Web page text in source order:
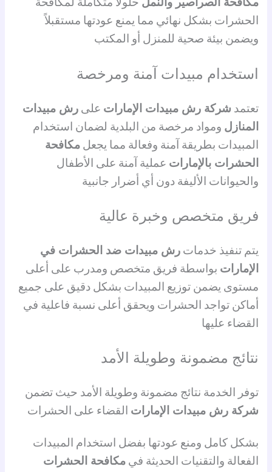
الحشرات بشكل نهائي مما يمنع عودتها مستقبلاً
ويضمن بيئة صحية للمنزل أو المكتب
استخدام مبيدات آمنة ومرخصة
تعتمد شركة رش مبيدات الإمارات علىرش مبيدات
المنازل ومواد مرخصة من البلدية لضمان استخدام
المبيدات بطريقة آمنة وفعالة مما يجعلمكافحة
الحشرات بالإمارات عملية آمنة على الأطفال
والحيوانات الأليفة دون أي أضرار جانبية
فريق متخصص وخبرة عالية
يتم تنفيذ خدماترش مبيدات ضد الحشرات في
الإمارات بواسطة فريق متخصص ومدرب على أعلى
مستوى يضمن توزيع المبيدات بشكل دقيق على جميع
أماكن تواجد الحشرات ويحقق أعلى نسبة فاعلية في
القضاء عليها
نتائج مضمونة وطويلة الأمد
توفر الخدمة نتائج مضمونة وطويلة الأمد حيث تضمن
شركة رش مبيدات الإمارات القضاء على الحشرات
بشكل كامل ومنع عودتها بفضل استخدام المبيدات
الفعالة والتقنيات الحديثة فيمكافحة الحشرات